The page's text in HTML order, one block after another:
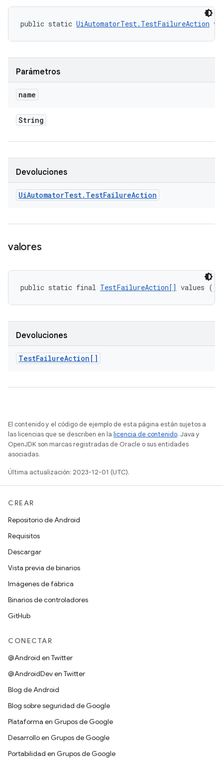
public static UiAutomatorTest.TestFailureAction
Parámetros
name
String
Devoluciones
UiAutomatorTest. TestFailureAction
valores
public static final TestFailureAction[] values ()
Devoluciones
TestFailureAction[]
El contenido y el código de ejemplo de esta página están sujetos a
las licencias que se describen en la licencia de contenido. Java y
OpenJDK son marcas registradas de Oracle o sus entidades
asociadas.
Última actualización: 2023-12-01 (UTC).
CREAR
Repositorio de Android
Requisitos
Descargar
Vista previa de binarios
Imágenes de fábrica
Binarios de controladores
GitHub
CONECTAR
@Android en Twitter
@AndroidDev en Twitter
Blog de Android
Blog sobre seguridad de Google
Plataforma en Grupos de Google
Desarrollo en Grupos de Google
Portabilidad en Grupos de Google